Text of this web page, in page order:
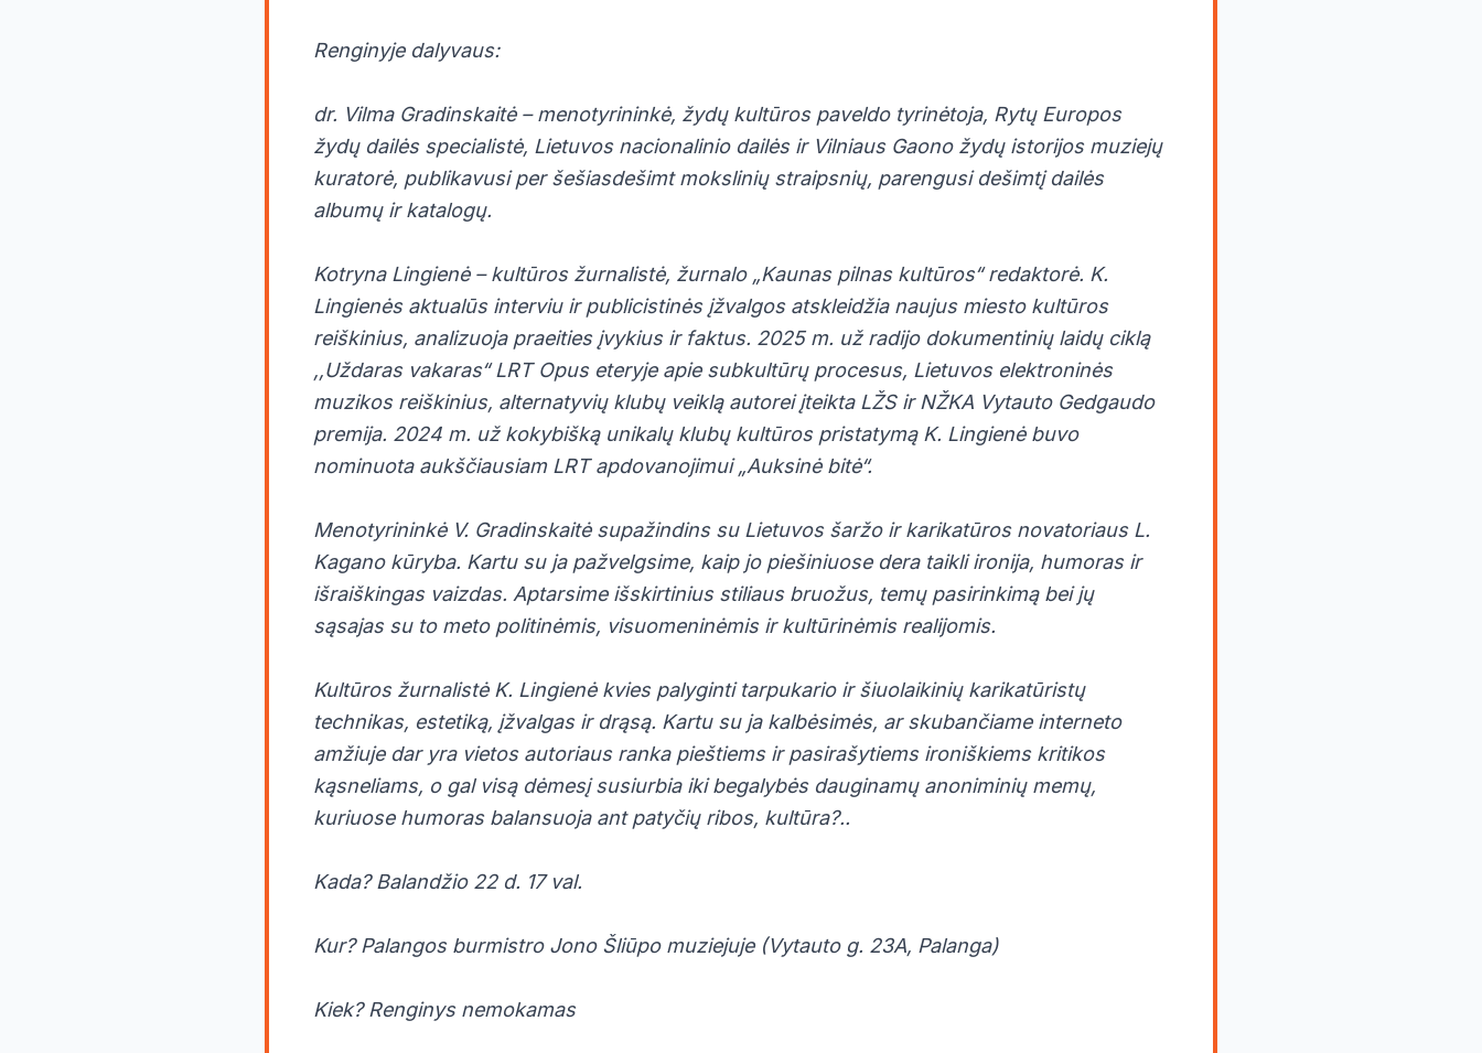
Renginyje dalyvaus:
dr. Vilma Gradinskaitė – menotyrininkė, žydų kultūros paveldo tyrinėtoja, Rytų Europos
žydų dailės specialistė, Lietuvos nacionalinio dailės ir Vilniaus Gaono žydų istorijos muziejų
kuratorė, publikavusi per šešiasdešimt mokslinių straipsnių, parengusi dešimtį dailės
albumų ir katalogų.
Kotryna Lingienė – kultūros žurnalistė, žurnalo „Kaunas pilnas kultūros“ redaktorė. K.
Lingienės aktualūs interviu ir publicistinės įžvalgos atskleidžia naujus miesto kultūros
reiškinius, analizuoja praeities įvykius ir faktus. 2025 m. už radijo dokumentinių laidų ciklą
,,Uždaras vakaras“ LRT Opus eteryje apie subkultūrų procesus, Lietuvos elektroninės
muzikos reiškinius, alternatyvių klubų veiklą autorei įteikta LŽS ir NŽKA Vytauto Gedgaudo
premija. 2024 m. už kokybišką unikalų klubų kultūros pristatymą K. Lingienė buvo
nominuota aukščiausiam LRT apdovanojimui „Auksinė bitė“.
Menotyrininkė V. Gradinskaitė supažindins su Lietuvos šaržo ir karikatūros novatoriaus L.
Kagano kūryba. Kartu su ja pažvelgsime, kaip jo piešiniuose dera taikli ironija, humoras ir
išraiškingas vaizdas. Aptarsime išskirtinius stiliaus bruožus, temų pasirinkimą bei jų
sąsajas su to meto politinėmis, visuomeninėmis ir kultūrinėmis realijomis.
Kultūros žurnalistė K. Lingienė kvies palyginti tarpukario ir šiuolaikinių karikatūristų
technikas, estetiką, įžvalgas ir drąsą. Kartu su ja kalbėsimės, ar skubančiame interneto
amžiuje dar yra vietos autoriaus ranka pieštiems ir pasirašytiems ironiškiems kritikos
kąsneliams, o gal visą dėmesį susiurbia iki begalybės dauginamų anoniminių memų,
kuriuose humoras balansuoja ant patyčių ribos, kultūra?..
Kada? Balandžio 22 d. 17 val.
Kur? Palangos burmistro Jono Šliūpo muziejuje (Vytauto g. 23A, Palanga)
Kiek? Renginys nemokamas